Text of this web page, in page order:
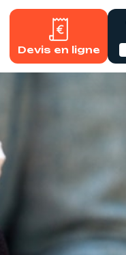
Devis en ligne